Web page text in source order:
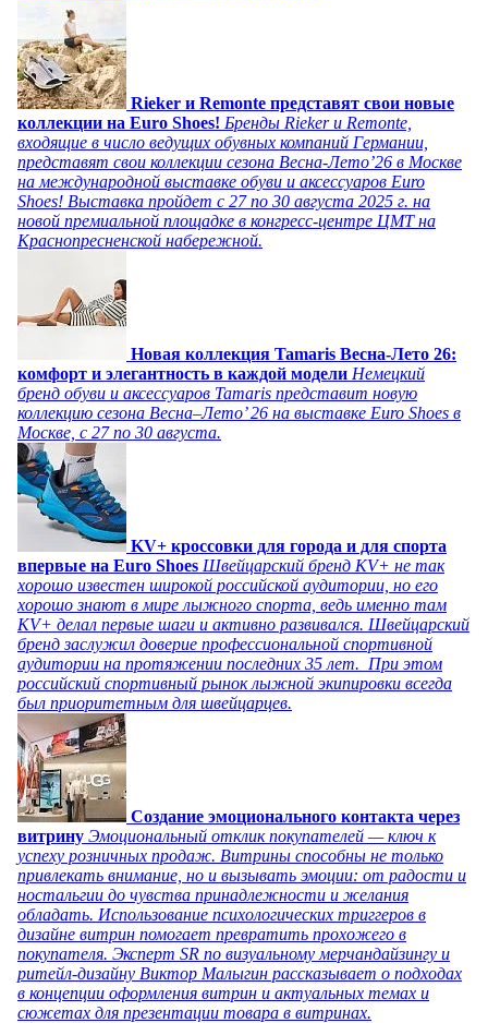
Rieker и Remonte представят свои новые
коллекции на Euro Shoes! Бренды Rieker и Remonte,
входящие в число ведущих обувных компаний Германии,
представят свои коллекции сезона Весна-Лето’26 в Москве
на международной выставке обуви и аксессуаров Euro
Shoes! Выставка пройдет c 27 по 30 августа 2025 г. на
новой премиальной площадке в конгресс-центре ЦМТ на
Краснопресненской набережной.
Новая коллекция Tamaris Весна-Лето 26:
комфорт и элегантность в каждой модели Немецкий
бренд обуви и аксессуаров Tamaris представит новую
коллекцию сезона Весна–Лето’ 26 на выставке Euro Shoes в
Москве, с 27 по 30 августа.
KV+ кроссовки для города и для спорта
впервые на Euro Shoes Швейцарский бренд KV+ не так
хорошо известен широкой российской аудитории, но его
хорошо знают в мире лыжного спорта, ведь именно там
KV+ делал первые шаги и активно развивался. Швейцарский
бренд заслужил доверие профессиональной спортивной
аудитории на протяжении последних 35 лет. При этом
российский спортивный рынок лыжной экипировки всегда
был приоритетным для швейцарцев.
Создание эмоционального контакта через
витрину Эмоциональный отклик покупателей — ключ к
успеху розничных продаж. Витрины способны не только
привлекать внимание, но и вызывать эмоции: от радости и
ностальгии до чувства принадлежности и желания
обладать. Использование психологических триггеров в
дизайне витрин помогает превратить прохожего в
покупателя. Эксперт SR по визуальному мерчандайзингу и
ритейл-дизайну Виктор Малыгин рассказывает о подходах
в концепции оформления витрин и актуальных темах и
сюжетах для презентации товара в витринах.